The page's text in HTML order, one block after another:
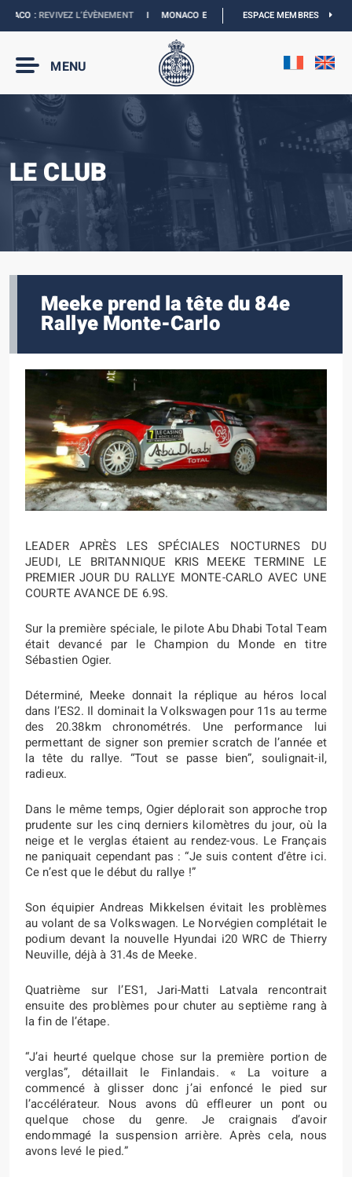
:REVIVEZ L’ÉVÈNEMENTI MONACO E-PRIX 2027 :NOUVELLES DATES I
ESPACE MEMBRES
MENU
LE CLUB
Meeke prend la tête du 84e
Rallye Monte-Carlo
LEADER APRÈS LES SPÉCIALES NOCTURNES DU
JEUDI, LE BRITANNIQUE KRIS MEEKE TERMINE LE
PREMIER JOUR DU RALLYE MONTE-CARLO AVEC UNE
COURTE AVANCE DE 6.9S.
Sur la première spéciale, le pilote Abu Dhabi Total Team
était devancé par le Champion du Monde en titre
Sébastien Ogier.
Déterminé, Meeke donnait la réplique au héros local
dans l’ES2. Il dominait la Volkswagen pour 11s au terme
des 20.38km chronométrés. Une performance lui
permettant de signer son premier scratch de l’année et
la tête du rallye. “Tout se passe bien”, soulignait-il,
radieux.
Dans le même temps, Ogier déplorait son approche trop
prudente sur les cinq derniers kilomètres du jour, où la
neige et le verglas étaient au rendez-vous. Le Français
ne paniquait cependant pas : “Je suis content d’être ici.
Ce n’est que le début du rallye !”
Son équipier Andreas Mikkelsen évitait les problèmes
au volant de sa Volkswagen. Le Norvégien complétait le
podium devant la nouvelle Hyundai i20 WRC de Thierry
Neuville, déjà à 31.4s de Meeke.
Quatrième sur l’ES1, Jari-Matti Latvala rencontrait
ensuite des problèmes pour chuter au septième rang à
la fin de l’étape.
“J’ai heurté quelque chose sur la première portion de
verglas”, détaillait le Finlandais. « La voiture a
commencé à glisser donc j’ai enfoncé le pied sur
l’accélérateur. Nous avons dû effleurer un pont ou
quelque chose du genre. Je craignais d’avoir
endommagé la suspension arrière. Après cela, nous
avons levé le pied.”